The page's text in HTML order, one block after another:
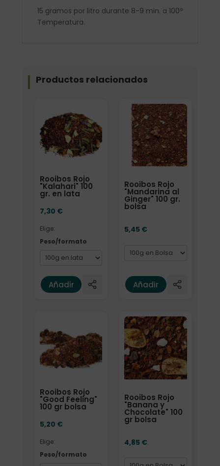
15 gramos por litro durante 8-9 min. a 100º
Temperatura.
Productos relacionados
Rooibos Rojo
"Kalahari" 100
gr. en lata
7,30 €
Elige:
Peso/formato
Añadir
Rooibos Rojo
"Mandarina al
Ginger" 100 gr.
bolsa
5,45 €
Formato
Añadir
Rooibos Rojo
"Good Feeling"
100 gr bolsa
5,20 €
Elige:
Peso/formato
Rooibos Rojo
"Banana y
Chocolate" 100
gr bolsa
4,85 €
Formato